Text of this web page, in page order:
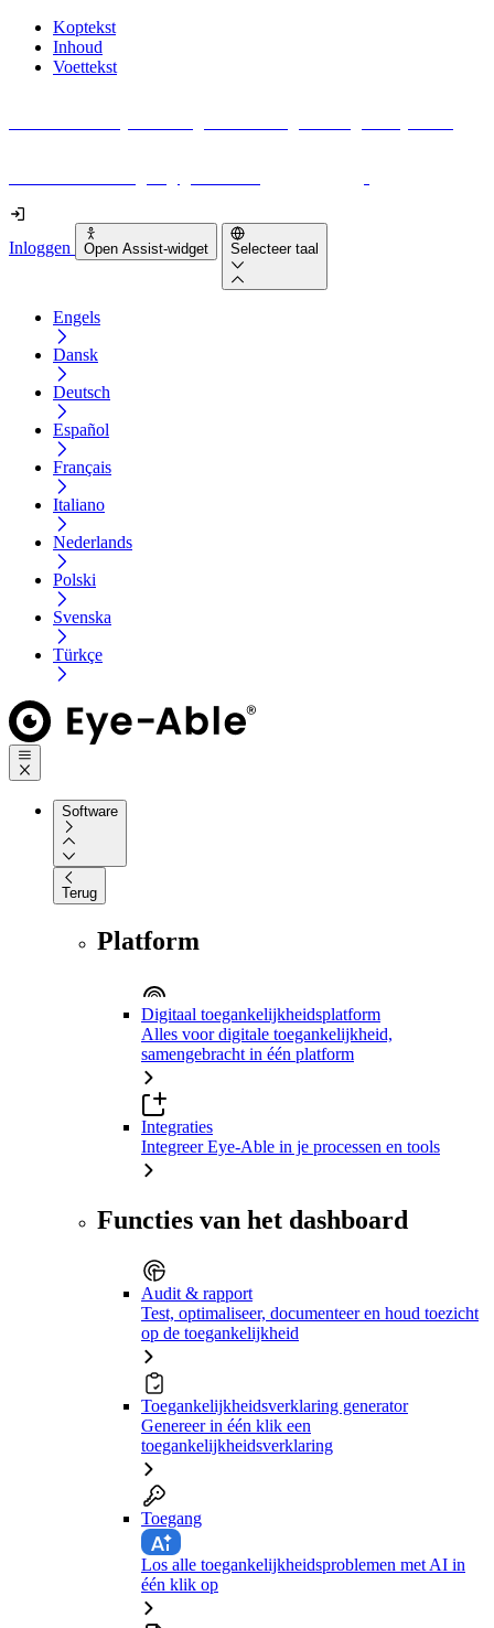
Koptekst
Inhoud
Voettekst
Inloggen Open Assist-widget Selecteer taal
Engels
Dansk
Deutsch
Español
Français
Italiano
Nederlands
Polski
Svenska
Türkçe
Software
Terug
Platform
Digitaal toegankelijkheidsplatform
Alles voor digitale toegankelijkheid,
samengebracht in één platform
Integraties
Integreer Eye-Able in je processen en tools
Functies van het dashboard
Audit & rapport
Test, optimaliseer, documenteer en houd toezicht
op de toegankelijkheid
Toegankelijkheidsverklaring generator
Genereer in één klik een
toegankelijkheidsverklaring
Toegang
Los alle toegankelijkheidsproblemen met AI in
één klik op